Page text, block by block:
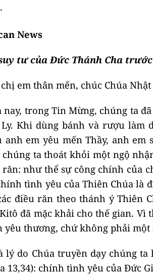
News
tư của Đức Thánh Cha
em thân mến, chúc Chúa
nay, trong Tin Mừng, chúng ta
Ly. Khi dùng bánh và rượu làm
anh em yêu mến Thầy, anh em
ta thoát khỏi một ngộ
như thể sự công chính của
tình yêu của Thiên Chúa là
điều răn theo thánh ý Thiên
đã mặc khải cho thế gian. Vì
yêu thương, chứ không phải
lý do Chúa truyền dạy chúng
13,34): chính tình yêu của Đức